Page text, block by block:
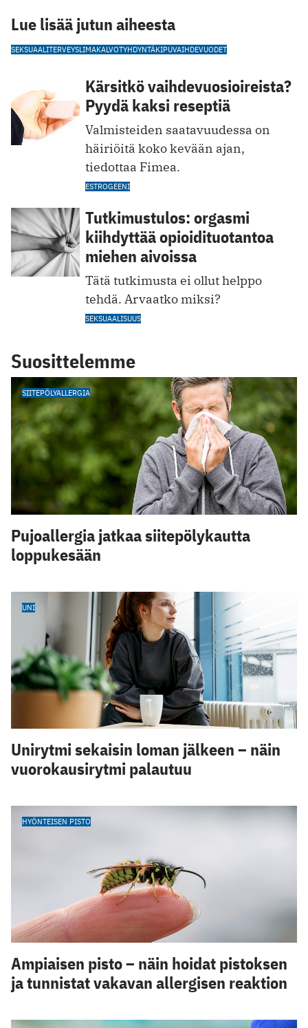
Lue lisää jutun aiheesta
SEKSUAALITERVEYSLIMAKALVOTYHDYNTÄKIPUVAIHDEVUODET
Kärsitkö vaihdevuosioireista?
Pyydä kaksi reseptiä
Valmisteiden saatavuudessa on
häiriöitä koko kevään ajan,
tiedottaa Fimea.
ESTROGEENI
Tutkimustulos: orgasmi
kiihdyttää opioidituotantoa
miehen aivoissa
Tätä tutkimusta ei ollut helppo
tehdä. Arvaatko miksi?
SEKSUAALISUUS
Suosittelemme
SIITEPÖLYALLERGIA
Pujoallergia jatkaa siitepölykautta
loppukesään
UNI
Unirytmi sekaisin loman jälkeen – näin
vuorokausirytmi palautuu
HYÖNTEISEN PISTO
Ampiaisen pisto – näin hoidat pistoksen
ja tunnistat vakavan allergisen reaktion